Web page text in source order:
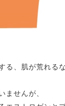
る、肌が荒れる
ませんが、